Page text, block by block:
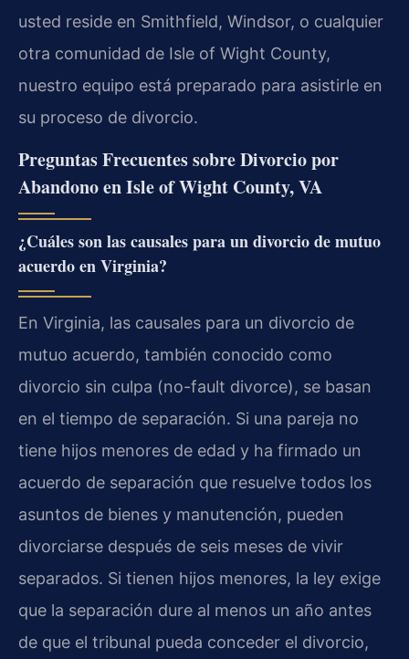
usted reside en Smithfield, Windsor, o cualquier
otra comunidad de Isle of Wight County,
nuestro equipo está preparado para asistirle en
su proceso de divorcio.
Preguntas Frecuentes sobre Divorcio por
Abandono en Isle of Wight County, VA
¿Cuáles son las causales para un divorcio de mutuo
acuerdo en Virginia?
En Virginia, las causales para un divorcio de
mutuo acuerdo, también conocido como
divorcio sin culpa (no-fault divorce), se basan
en el tiempo de separación. Si una pareja no
tiene hijos menores de edad y ha firmado un
acuerdo de separación que resuelve todos los
asuntos de bienes y manutención, pueden
divorciarse después de seis meses de vivir
separados. Si tienen hijos menores, la ley exige
que la separación dure al menos un año antes
de que el tribunal pueda conceder el divorcio,